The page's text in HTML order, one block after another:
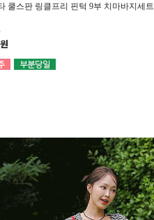
쿨스판 링클프리 핀턱 9부 치마바지세트